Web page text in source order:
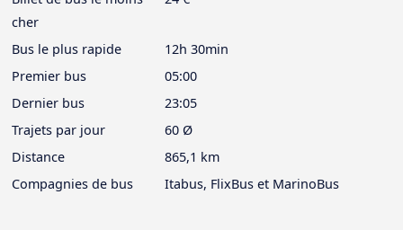
cher
Bus le plus rapide
12h 30min
Premier bus
05:00
Dernier bus
23:05
Trajets par jour
60 Ø
Distance
865,1 km
Compagnies de bus
Itabus, FlixBus et MarinoBus